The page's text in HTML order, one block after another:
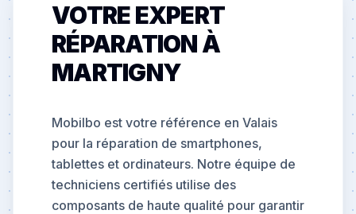
VOTRE EXPERT
RÉPARATION À
MARTIGNY
Mobilbo est votre référence en Valais
pour la réparation de smartphones,
tablettes et ordinateurs. Notre équipe de
techniciens certifiés utilise des
composants de haute qualité pour garantir